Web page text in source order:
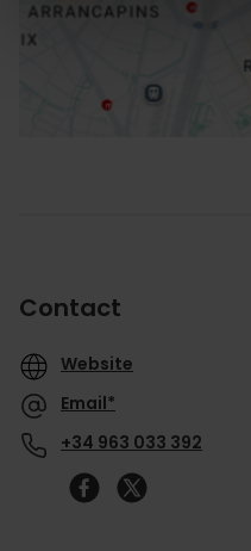
Routebeschrijving
Contact
Website
Email*
+34 963 033 392